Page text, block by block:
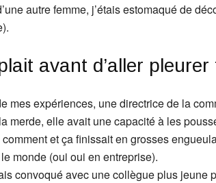
autre femme, j’étais estomaqué de
avant d’aller
mes expériences, une directrice de la
merde, elle avait une capacité à les
et ça finissait en grosses
monde (oui oui en entreprise).
convoqué avec une collègue plus